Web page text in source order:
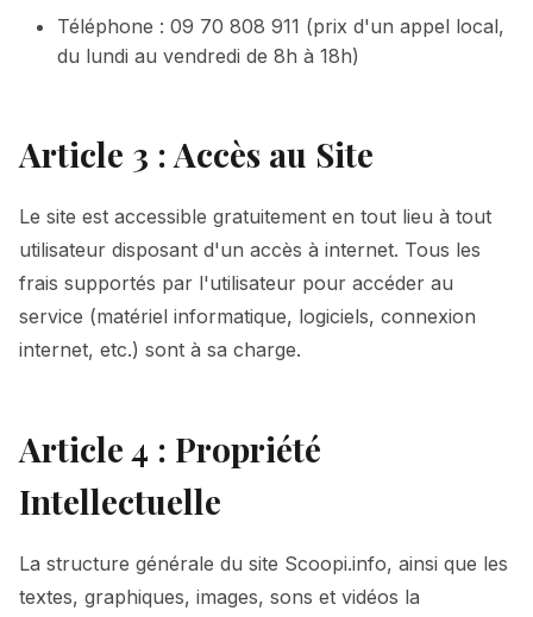
Téléphone : 09 70 808 911 (prix d'un appel local,
du lundi au vendredi de 8h à 18h)
Article 3 : Accès au Site
Le site est accessible gratuitement en tout lieu à tout
utilisateur disposant d'un accès à internet. Tous les
frais supportés par l'utilisateur pour accéder au
service (matériel informatique, logiciels, connexion
internet, etc.) sont à sa charge.
Article 4 : Propriété
Intellectuelle
La structure générale du site Scoopi.info, ainsi que les
textes, graphiques, images, sons et vidéos la